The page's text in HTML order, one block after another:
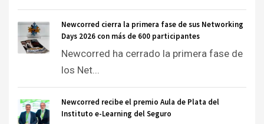
Newcorred cierra la primera fase de sus Networking
Days 2026 con más de 600 participantes
Newcorred ha cerrado la primera fase de
los Net...
Newcorred recibe el premio Aula de Plata del
Instituto e-Learning del Seguro